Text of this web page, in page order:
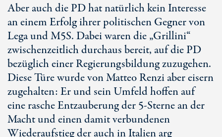
Aber auch die PD hat natürlich kein Interesse
an einem Erfolg ihrer politischen Gegner von
Lega und M5S. Dabei waren die „Grillini“
zwischenzeitlich durchaus bereit, auf die PD
bezüglich einer Regierungsbildung zuzugehen.
Diese Türe wurde von Matteo Renzi aber eisern
zugehalten: Er und sein Umfeld hoffen auf
eine rasche Entzauberung der 5-Sterne an der
Macht und einen damit verbundenen
Wiederaufstieg der auch in Italien arg